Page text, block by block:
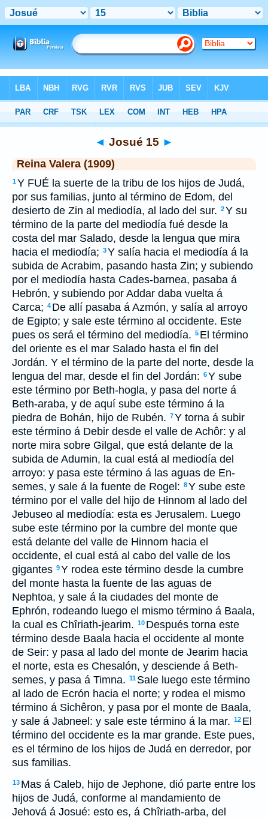
>RVR 1909 > Josué 15
◄ Josué 15 ►
Reina Valera (1909)
1Y FUÉ la suerte de la tribu de los hijos de Judá,
por sus familias, junto al término de Edom, del
desierto de Zin al mediodía, al lado del sur. 2Y su
término de la parte del mediodía fué desde la
costa del mar Salado, desde la lengua que mira
hacia el mediodía; 3Y salía hacia el mediodía á la
subida de Acrabim, pasando hasta Zin; y subiendo
por el mediodía hasta Cades-barnea, pasaba á
Hebrón, y subiendo por Addar daba vuelta á
Carca; 4 De allí pasaba á Azmón, y salía al arroyo
de Egipto; y sale este término al occidente. Este
pues os será el término del mediodía. 5 El término
del oriente es el mar Salado hasta el fin del
Jordán. Y el término de la parte del norte, desde la
lengua del mar, desde el fin del Jordán: 6Y sube
este término por Beth-hogla, y pasa del norte á
Beth-araba, y de aquí sube este término á la
piedra de Bohán, hijo de Rubén. 7Y torna á subir
este término á Debir desde el valle de Achôr: y al
norte mira sobre Gilgal, que está delante de la
subida de Adumin, la cual está al mediodía del
arroyo: y pasa este término á las aguas de En-
semes, y sale á la fuente de Rogel: 8Y sube este
término por el valle del hijo de Hinnom al lado del
Jebuseo al mediodía: esta es Jerusalem. Luego
sube este término por la cumbre del monte que
está delante del valle de Hinnom hacia el
occidente, el cual está al cabo del valle de los
gigantes 9Y rodea este término desde la cumbre
del monte hasta la fuente de las aguas de
Nephtoa, y sale á la ciudades del monte de
Ephrón, rodeando luego el mismo término á Baala,
la cual es Chîriath-jearim. 10 Después torna este
término desde Baala hacia el occidente al monte
de Seir: y pasa al lado del monte de Jearim hacia
el norte, esta es Chesalón, y desciende á Beth-
semes, y pasa á Timna. 11 Sale luego este término
al lado de Ecrón hacia el norte; y rodea el mismo
término á Sichêron, y pasa por el monte de Baala,
y sale á Jabneel: y sale este término á la mar. 12 El
término del occidente es la mar grande. Este pues,
es el término de los hijos de Judá en derredor, por
sus familias.
13 Mas á Caleb, hijo de Jephone, dió parte entre los
hijos de Judá, conforme al mandamiento de
Jehová á Josué: esto es, á Chîriath-arba, del